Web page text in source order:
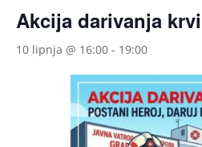
Akcija darivanja
10 lipnja @ 16:00 - 19:00